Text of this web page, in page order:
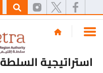
استراتيجية السلطة